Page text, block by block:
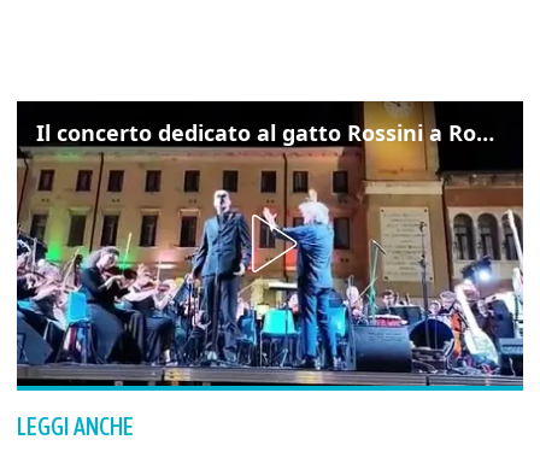
Il concerto dedicato al gatto Rossini a Rovigo: ecco un estratto
LEGGI ANCHE